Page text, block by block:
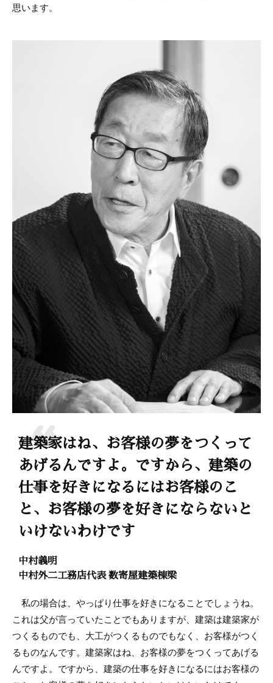
思います。
建築家はね、お客様の夢をつくって
あげるんですよ。ですから、建築の
仕事を好きになるにはお客様のこ
と、お客様の夢を好きにならないと
いけないわけです
中村義明
中村外二工務店代表 数寄屋建築棟梁
私の場合は、やっぱり仕事を好きになることでしょうね。
これは父が言っていたことでもありますが、建築は建築家が
つくるものでも、大工がつくるものでもなく、お客様がつく
るものなんです。建築家はね、お客様の夢をつくってあげる
んですよ。ですから、建築の仕事を好きになるにはお客様の